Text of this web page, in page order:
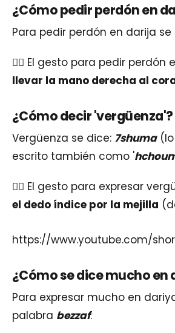
¿Cómo pedir perdón en
Para pedir perdón en darija se
👉🏽 El gesto para pedir perdón
llevar la mano derecha al
¿Cómo decir 'vergüenza'?
Vergüenza se dice: 7shuma(lo
escrito también como '
👉🏽 El gesto para expresar
el dedo índice por la mejilla
https://www.youtube.com/
¿Cómo se dice mucho en
Para expresar mucho en
palabra bezzaf.